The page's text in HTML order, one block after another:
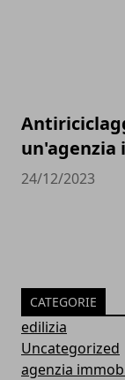
un'agenzia
24/12/2023
CATEGORIE
edilizia
Uncategorized
agenzia